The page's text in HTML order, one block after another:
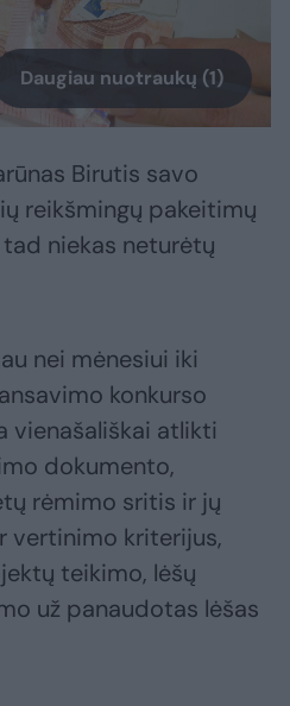
Daugiau nuotraukų (1)
Birutis savo
reikšmingų pakeitimų
niekas neturėtų
nei mėnesiui iki
konkurso
vienašališkai atlikti
dokumento,
rėmimo sritis ir jų
vertinimo kriterijus,
teikimo, lėšų
už panaudotas lėšas